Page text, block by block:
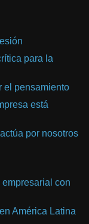
para la
el pensamiento
está
por nosotros
con
América Latina